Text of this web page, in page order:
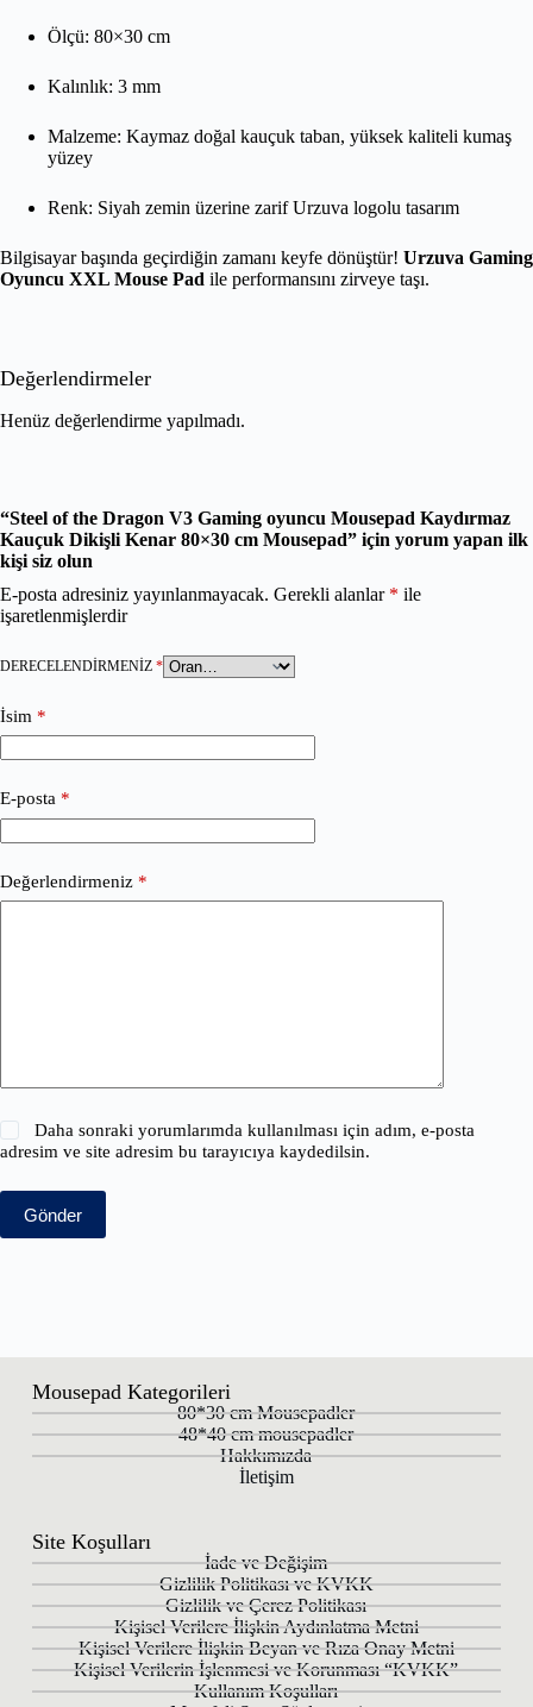
Ölçü: 80×30 cm
Kalınlık: 3 mm
Malzeme: Kaymaz doğal kauçuk taban, yüksek kaliteli kumaş
yüzey
Renk: Siyah zemin üzerine zarif Urzuva logolu tasarım
Bilgisayar başında geçirdiğin zamanı keyfe dönüştür! Urzuva Gaming
Oyuncu XXL Mouse Pad ile performansını zirveye taşı.
Değerlendirmeler
Henüz değerlendirme yapılmadı.
“Steel of the Dragon V3 Gaming oyuncu Mousepad Kaydırmaz
Kauçuk Dikişli Kenar 80×30 cm Mousepad” için yorum yapan ilk
kişi siz olun
E-posta adresiniz yayınlanmayacak. Gerekli alanlar * ile
işaretlenmişlerdir
DERECELENDIRMENIZ *
İsim *
E-posta *
Değerlendirmeniz *
Daha sonraki yorumlarımda kullanılması için adım, e-posta
adresim ve site adresim bu tarayıcıya kaydedilsin.
Gönder
Mousepad Kategorileri
80*30 cm Mousepadler
48*40 cm mousepadler
Hakkımızda
İletişim
Site Koşulları
İade ve Değişim
Gizlilik Politikası ve KVKK
Gizlilik ve Çerez Politikası
Kişisel Verilere İlişkin Aydınlatma Metni
Kişisel Verilere İlişkin Beyan ve Rıza Onay Metni
Kişisel Verilerin İşlenmesi ve Korunması “KVKK”
Kullanım Koşulları